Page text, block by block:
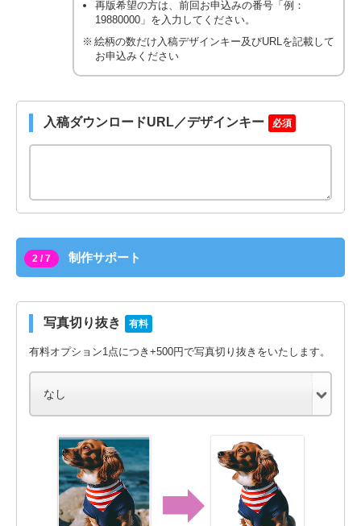
再版希望の方は、前回お申込みの番号「例：
19880000」を入力してください。
絵柄の数だけ入稿デザインキー及びURLを記載して
お申込みください
入稿ダウンロードURL／デザインキー 必須
2 / 7 制作サポート
写真切り抜き 有料
有料オプション1点につき+500円で写真切り抜きをいたします。